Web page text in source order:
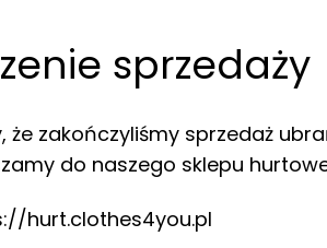
sprzedaży
że zakończyliśmy sprzedaż
do naszego sklepu
hurt.clothes4you.pl